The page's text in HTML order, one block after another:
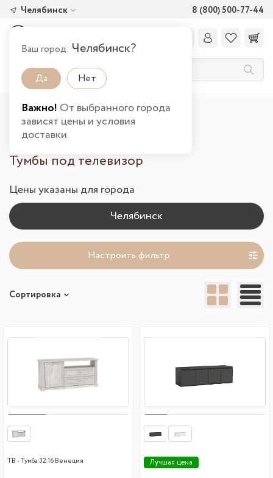
8 (800) 500-77-44
Челябинск
Ваш город: Челябинск?
Да Нет
Важно! От выбранного города
зависят цены и условия
доставки.
Главная Каталог товаров
Гостиная
Тумбы под ТВ в Челябинске
Тумбы под телевизор
Цены указаны для города
Настроить фильтр
Сортировка
ТВ - Тумба 32.16 Венеция Лучшая цена